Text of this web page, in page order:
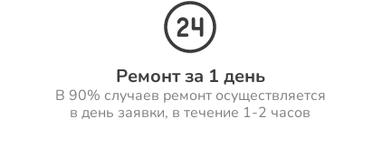
Ремонт за 1 день
В 90% случаев ремонт осуществляется
в день заявки, в течение 1-2 часов